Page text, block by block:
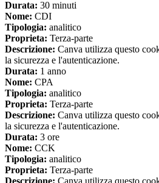
Durata: 30 minuti
Nome: CDI
Tipologia: analitico
Proprieta: Terza-parte
Descrizione: Canva utilizza questo
la sicurezza e l'autenticazione.
Durata: 1 anno
Nome: CPA
Tipologia: analitico
Proprieta: Terza-parte
Descrizione: Canva utilizza questo
la sicurezza e l'autenticazione.
Durata: 3 ore
Nome: CCK
Tipologia: analitico
Proprieta: Terza-parte
Descrizione: Canva utilizza questo